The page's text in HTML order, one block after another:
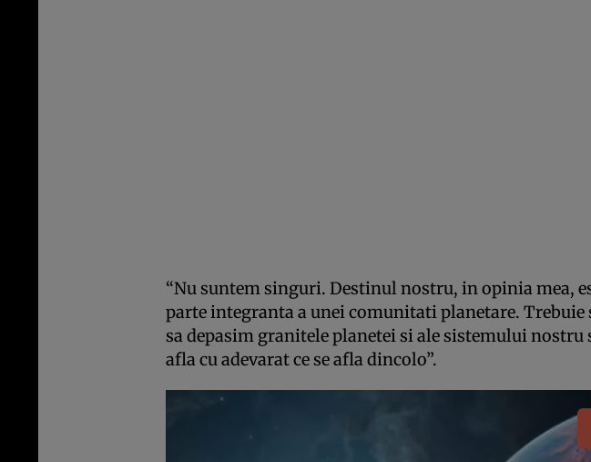
“Nu suntem singuri. Destinul nostru, in opinia mea,
parte integranta a unei comunitati planetare.
sa depasim granitele planetei si ale sistemului nostru
afla cu adevarat ce se afla dincolo”.